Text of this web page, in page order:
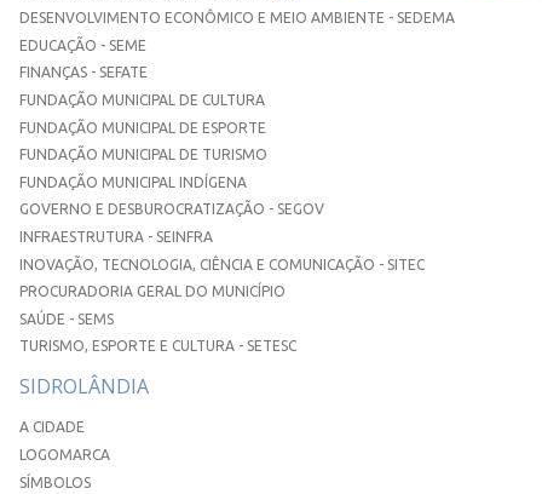
DESENVOLVIMENTO ECONÔMICO E MEIO AMBIENTE - SEDEMA
EDUCAÇÃO - SEME
FINANÇAS - SEFATE
FUNDAÇÃO MUNICIPAL DE CULTURA
FUNDAÇÃO MUNICIPAL DE ESPORTE
FUNDAÇÃO MUNICIPAL DE TURISMO
FUNDAÇÃO MUNICIPAL INDÍGENA
GOVERNO E DESBUROCRATIZAÇÃO - SEGOV
INFRAESTRUTURA - SEINFRA
INOVAÇÃO, TECNOLOGIA, CIÊNCIA E COMUNICAÇÃO - SITEC
PROCURADORIA GERAL DO MUNICÍPIO
SAÚDE - SEMS
TURISMO, ESPORTE E CULTURA - SETESC
SIDROLÂNDIA
A CIDADE
LOGOMARCA
SÍMBOLOS